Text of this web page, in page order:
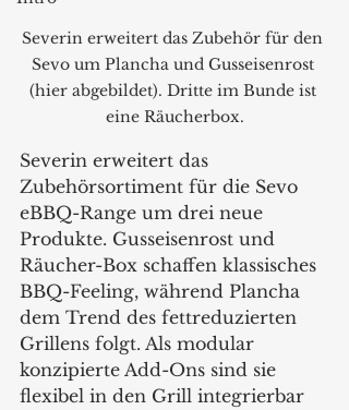
Severin erweitert das Zubehör für den
Sevo um Plancha und Gusseisenrost
(hier abgebildet). Dritte im Bunde ist
eine Räucherbox.
Severin erweitert das
Zubehörsortiment für die Sevo
eBBQ-Range um drei neue
Produkte. Gusseisenrost und
Räucher-Box schaffen klassisches
BBQ-Feeling, während Plancha
dem Trend des fettreduzierten
Grillens folgt. Als modular
konzipierte Add-Ons sind sie
flexibel in den Grill integrierbar